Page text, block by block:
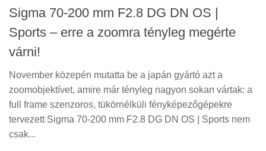
Helyszíni Riport
E-BB
Sigma 70-200 mm F2.8 DG DN OS |
Sports – erre a zoomra tényleg megérte
várni!
November közepén mutatta be a japán gyártó azt a
zoomobjektívet, amire már tényleg nagyon sokan vártak: a
full frame szenzoros, tükörnélküli fényképezőgépekre
tervezett Sigma 70-200 mm F2.8 DG DN OS | Sports nem
csak...